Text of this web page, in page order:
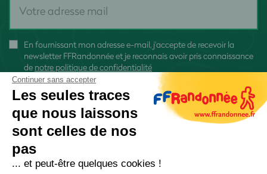
En fournissant mon adresse e-mail, j'accepte de recevoir la
newsletter FFRandonnée et je reconnais avoir pris connaissance
de notre politique de confidentialité
Continuer sans accepter
Les seules traces
que nous laissons
sont celles de nos
pas
... et peut-être quelques cookies !